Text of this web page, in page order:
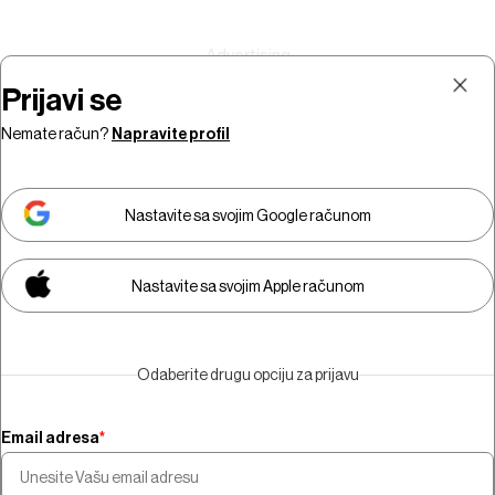
Morate biti pretplatnik da biste
gledali video sadržaj.
Pretplatite se
Prijavi se
Nemate račun? Napravite profil
Nastavite sa svojim Google računom
Nastavite sa svojim Apple računom
Odaberite drugu opciju za prijavu
Email adresa*